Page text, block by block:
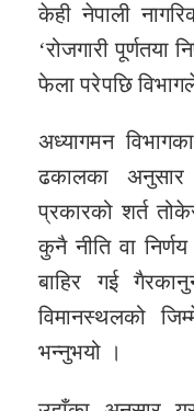
केही नेपाली
‘रोजगारी पूर्णतया
फेला परेपछि
अध्यागमन
ढकालका अनुसार
प्रकारको शर्त
कुनै नीति वा
बाहिर गई
विमानस्थलको
भन्नुभयो ।